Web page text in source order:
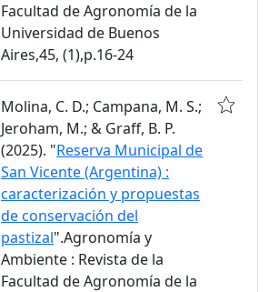
Facultad de Agronomía de la
Universidad de Buenos
Aires,45, (1),p.16-24
Molina, C. D.; Campana, M. S.;
Jeroham, M.; & Graff, B. P.
(2025). "Reserva Municipal de
San Vicente (Argentina) :
caracterización y propuestas
de conservación del
pastizal".Agronomía y
Ambiente : Revista de la
Facultad de Agronomía de la